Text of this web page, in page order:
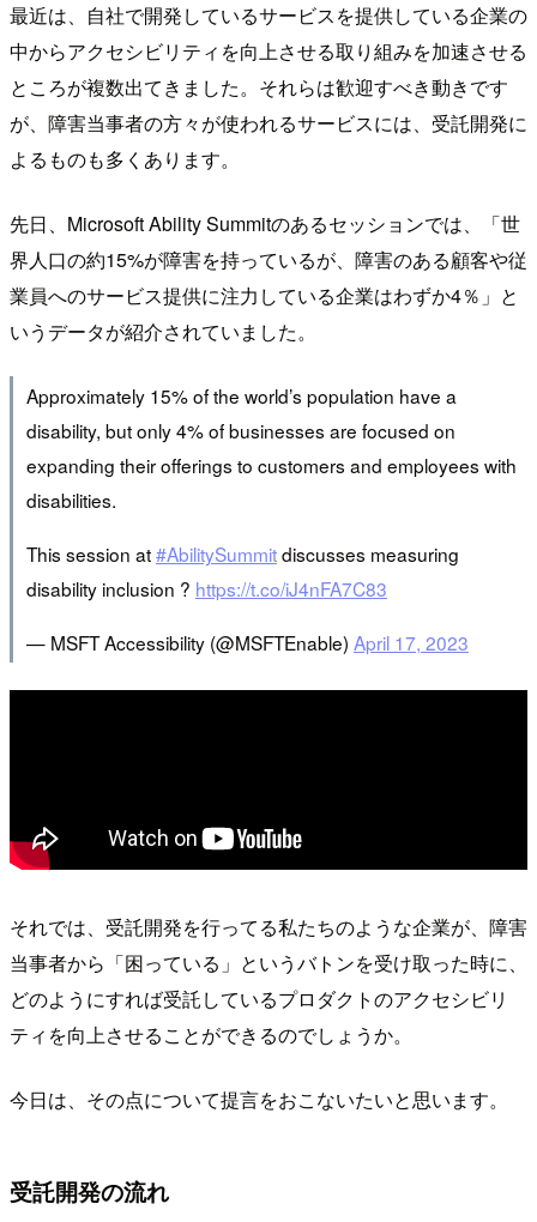
最近は、自社で開発しているサービスを提供している企業の
中からアクセシビリティを向上させる取り組みを加速させる
ところが複数出てきました。それらは歓迎すべき動きです
が、障害当事者の方々が使われるサービスには、受託開発に
よるものも多くあります。
先日、Microsoft Ability Summitのあるセッションでは、「世
界人口の約15%が障害を持っているが、障害のある顧客や従
業員へのサービス提供に注力している企業はわずか4％」と
いうデータが紹介されていました。
Approximately 15% of the world’s population have a
disability, but only 4% of businesses are focused on
expanding their offerings to customers and employees with
disabilities.
This session at#AbilitySummitdiscusses measuring
disability inclusion ? https://t.co/iJ4nFA7C83
— MSFT Accessibility (@MSFTEnable) April 17, 2023
それでは、受託開発を行ってる私たちのような企業が、障害
当事者から「困っている」というバトンを受け取った時に、
どのようにすれば受託しているプロダクトのアクセシビリ
ティを向上させることができるのでしょうか。
今日は、その点について提言をおこないたいと思います。
受託開発の流れ